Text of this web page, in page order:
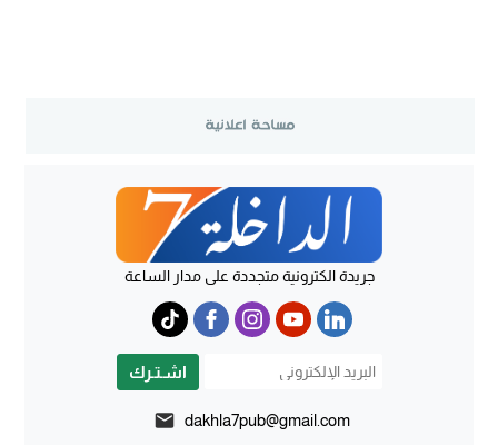
جريدة الكترونية متجددة على مدار الساعة
اشـتـرك
dakhla7pub@gmail.com